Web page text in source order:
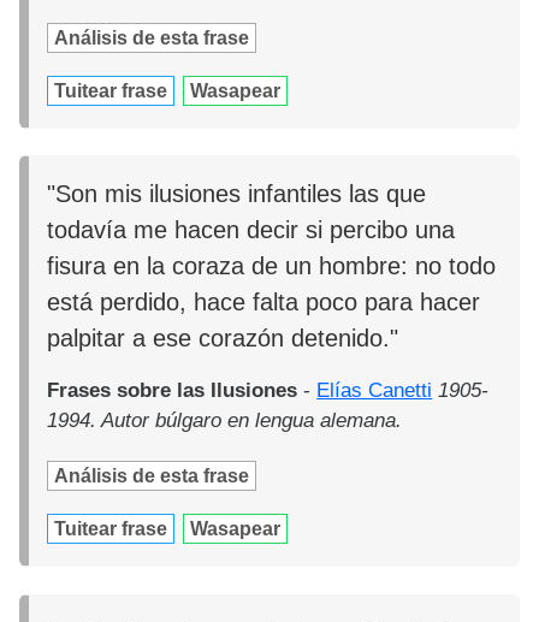
Análisis de esta frase
Tuitear frase Wasapear
"Son mis ilusiones infantiles las que
todavía me hacen decir si percibo una
fisura en la coraza de un hombre: no todo
está perdido, hace falta poco para hacer
palpitar a ese corazón detenido."
Frases sobre las Ilusiones - Elías Canetti 1905-
1994. Autor búlgaro en lengua alemana.
Análisis de esta frase
Tuitear frase Wasapear